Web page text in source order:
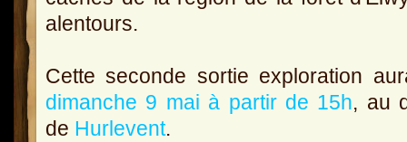
alentours.
Cette seconde sortie exploration
dimanche 9 mai à partir de 15h, au
de Hurlevent.